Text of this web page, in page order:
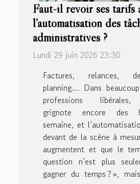
Faut-il revoir ses tarifs
l’automatisation des
administratives ?
Lundi 29 juin 2026 23:30
Factures, relances,
planning… Dans
professions libérales,
grignote encore des
semaine, et
devant de la scène à
augmentent et que le
question n’est plus
gagner du temps ? »,